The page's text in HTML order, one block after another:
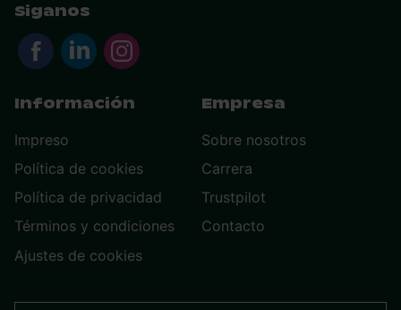
Siganos
Información
Impreso
Política de cookies
Política de privacidad
Términos y condiciones
Ajustes de cookies
Empresa
Sobre nosotros
Carrera
Trustpilot
Contacto